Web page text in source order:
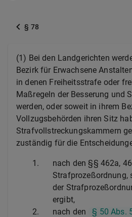
§ 78
(1) Bei den Landgerichten
Bezirk für Erwachsene
in denen Freiheitsstrafe oder
Maßregeln der Besserung und
werden, oder soweit in ihrem
Vollzugsbehörden ihren Sitz
Strafvollstreckungskammern
zuständig für die
1.
nach den §§ 462a,
Strafprozeßordnung,
der
ergibt,
2.
nach den § 50 Abs.